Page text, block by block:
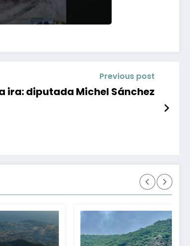
Previous post
ira: diputada Michel Sánchez